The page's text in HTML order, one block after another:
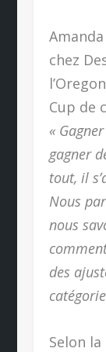
chez
Cup de
«
gagner
tout, il
Nous
nous
des
Selon